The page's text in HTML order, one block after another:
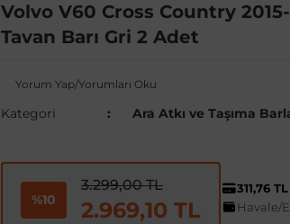
Volvo V60 Cross Country
Tavan Barı Gri 2 Adet
Yorum Yap/Yorumları Oku
Kategori Ara Atkı ve Taşıma
%10
3.299,00 TL
2.969,10 TL
311,76 TL
Havale/